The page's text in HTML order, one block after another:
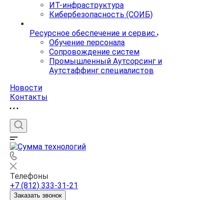
ИТ-инфраструктура
Кибербезопасность (СОИБ)
Ресурсное обеспечение и сервис
Обучение персонала
Сопровождение систем
Промышленный Аутсорсинг и
Аутстаффинг специалистов
Новости
Контакты
Телефоны
+7 (812) 333-31-21
Заказать звонок